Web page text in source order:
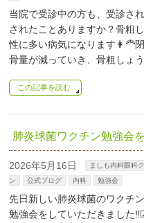
当院で受診中の方も、受診さ
されたことありますか？骨粗
性に多い病気になります👩‍🦰
骨量が減っていき、骨粗しょ
この記事を読む
肺炎球菌ワクチン勉強会
2026年5月16日 ましも内科眼科
ン
公式ブログ 内科 勉強会
先日新しい肺炎球菌のワクチ
勉強会をしていただきました